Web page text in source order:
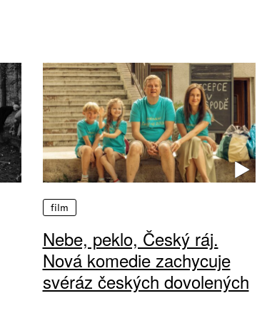
film
Nebe, peklo, Český ráj.
Nová komedie zachycuje
svéráz českých dovolených